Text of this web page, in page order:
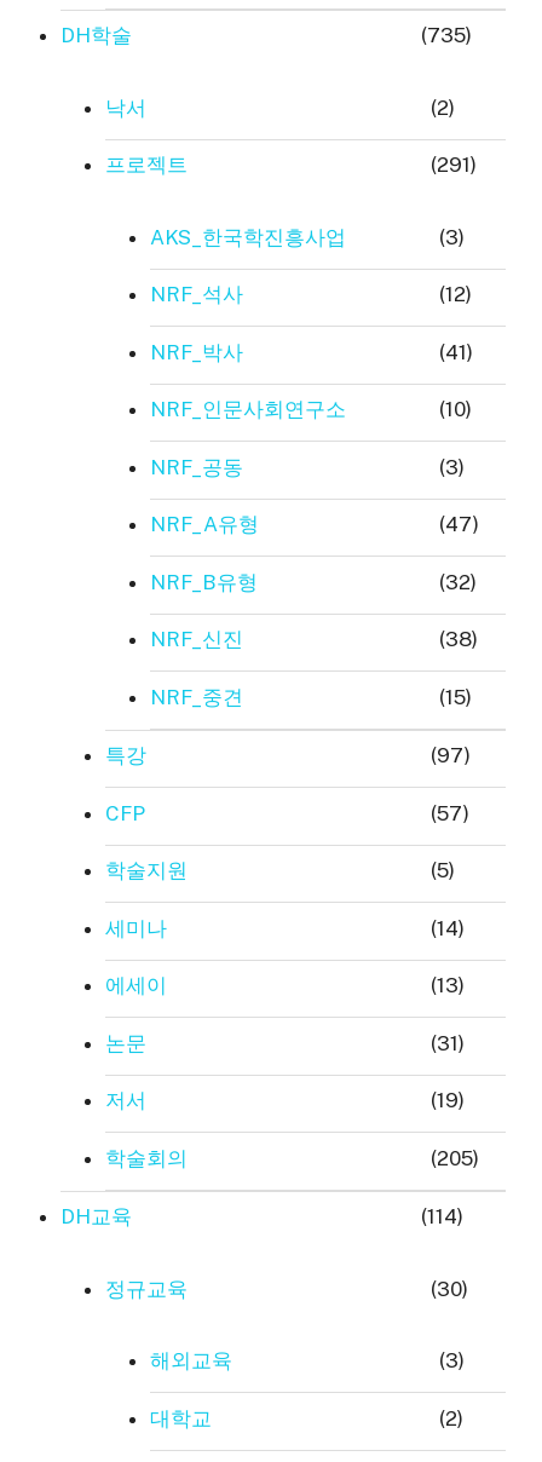
DH학술 (735)
낙서 (2)
프로젝트 (291)
AKS_한국학진흥사업 (3)
NRF_석사 (12)
NRF_박사 (41)
NRF_인문사회연구소 (10)
NRF_공동 (3)
NRF_A유형 (47)
NRF_B유형 (32)
NRF_신진 (38)
NRF_중견 (15)
특강 (97)
CFP (57)
학술지원 (5)
세미나 (14)
에세이 (13)
논문 (31)
저서 (19)
학술회의 (205)
DH교육 (114)
정규교육 (30)
해외교육 (3)
대학교 (2)